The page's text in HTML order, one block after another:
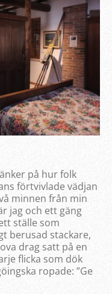
på hur folk
förtvivlade vädjan
minnen från min
jag och ett gäng
ställe som
berusad stackare,
drag satt på en
flicka som dök
ropade: ”Ge